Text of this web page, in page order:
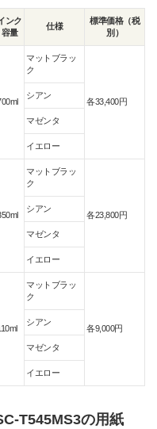
ンク
容量
仕様
標準価格（税
別）
マットブラッ
ク
各33,400円
シアン
マゼンタ
イエロー
マットブラッ
ク
各23,800円
シアン
マゼンタ
イエロー
マットブラッ
ク
各9,000円
シアン
マゼンタ
イエロー
T545MS3の用紙